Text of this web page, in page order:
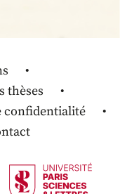
thèses
confidentialité